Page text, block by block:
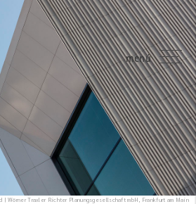
menú
| Wörner Traxler Richter Planungsgesellschaft mbH, Frankfurt am Main